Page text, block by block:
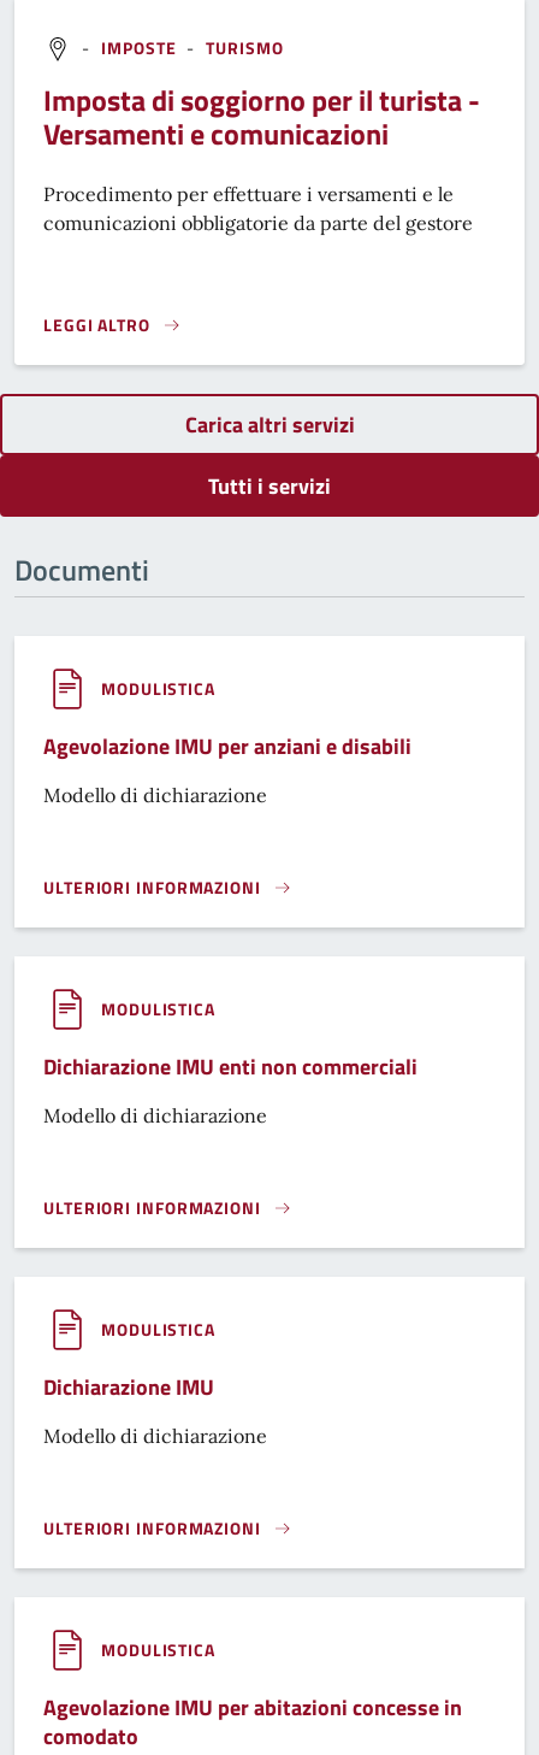
- IMPOSTE - TURISMO
Imposta di soggiorno per il turista -
Versamenti e comunicazioni
Procedimento per effettuare i versamenti e le
comunicazioni obbligatorie da parte del gestore
LEGGI ALTRO
IMPOSTA DI SOGGIORNO PER IL TURISTA - VERSAMENTI E
Carica altri servizi
Tutti i servizi
Documenti
MODULISTICA
Agevolazione IMU per anziani e disabili
Modello di dichiarazione
ULTERIORI INFORMAZIONI
AGEVOLAZIONE IMU PER ANZIANI E DISABILI}
MODULISTICA
Dichiarazione IMU enti non commerciali
Modello di dichiarazione
ULTERIORI INFORMAZIONI
DICHIARAZIONE IMU ENTI NON COMMERCIALI}
MODULISTICA
Dichiarazione IMU
Modello di dichiarazione
ULTERIORI INFORMAZIONI
DICHIARAZIONE IMU }
MODULISTICA
Agevolazione IMU per abitazioni concesse in
comodato